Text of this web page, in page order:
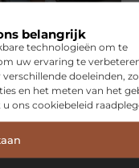
belangrijk
technologieën om te
uw ervaring te
doeleinden,
en het meten van het
ons cookiebeleid
in Utrecht voor een